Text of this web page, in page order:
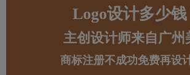
Logo设计多少钱
主创设计师来自广州
商标注册不成功免费再设